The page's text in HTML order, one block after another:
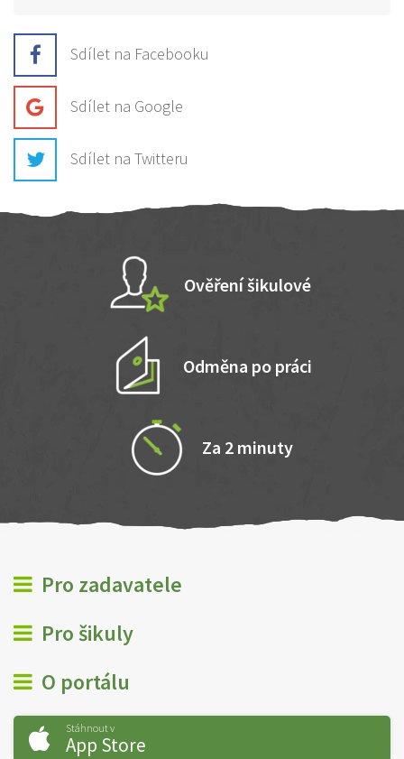
Sdílet na Facebooku
Sdílet na Google
Sdílet na Twitteru
Ověření šikulové
Odměna po práci
Za 2 minuty
Pro zadavatele
Pro šikuly
O portálu
Stáhnout v
App Store